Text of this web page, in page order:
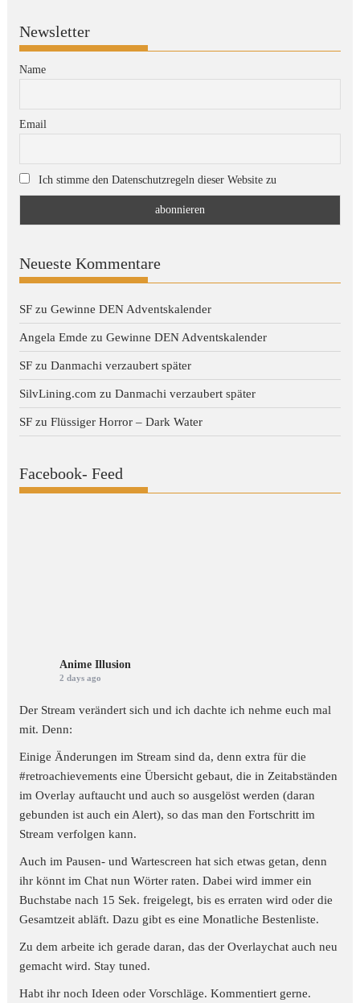
Newsletter
Name
Email
Ich stimme den Datenschutzregeln dieser Website zu
Neueste Kommentare
SF zuGewinne DEN Adventskalender
Angela Emde zuGewinne DEN Adventskalender
SF zuDanmachi verzaubert später
SilvLining.com zuDanmachi verzaubert später
SF zuFlüssiger Horror – Dark Water
Facebook- Feed
Anime Illusion
2 days ago
Der Stream verändert sich und ich dachte ich nehme euch mal
mit. Denn:
Einige Änderungen im Stream sind da, denn extra für die
#retroachievements eine Übersicht gebaut, die in Zeitabständen
im Overlay auftaucht und auch so ausgelöst werden (daran
gebunden ist auch ein Alert), so das man den Fortschritt im
Stream verfolgen kann.
Auch im Pausen- und Wartescreen hat sich etwas getan, denn
ihr könnt im Chat nun Wörter raten. Dabei wird immer ein
Buchstabe nach 15 Sek. freigelegt, bis es erraten wird oder die
Gesamtzeit abläft. Dazu gibt es eine Monatliche Bestenliste.
Zu dem arbeite ich gerade daran, das der Overlaychat auch neu
gemacht wird. Stay tuned.
Habt ihr noch Ideen oder Vorschläge. Kommentiert gerne.